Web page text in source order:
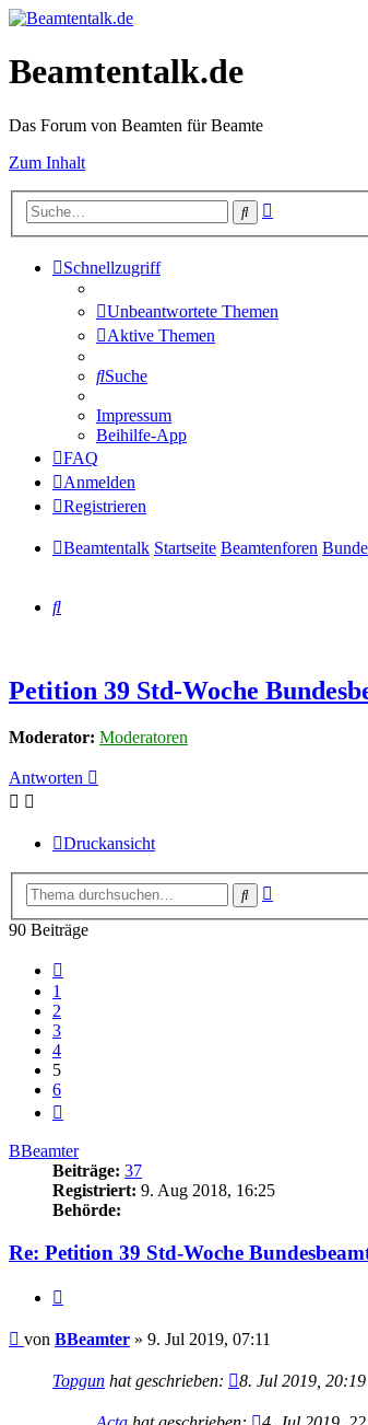
Beamtentalk.de
Das Forum von Beamten für Beamte
Zum Inhalt
Suche
Schnellzugriff
Unbeantwortete Themen
Aktive Themen
Suche
Impressum
Beihilfe-App
FAQ
Anmelden
Registrieren
Beamtentalk Startseite Beamtenforen
Suche
Petition 39 Std-Woche
Moderator: Moderatoren
Antworten
Druckansicht
Suche
90 Beiträge
1
2
3
4
5
6
BBeamter
Beiträge: 37
Registriert: 9. Aug 2018, 16:25
Behörde:
Re: Petition 39 Std-Woche
Beitrag
von BBeamter » 9. Jul 2019, 07:11
Topgun hat geschrieben: 8. Jul 2019, 20:19